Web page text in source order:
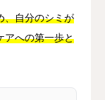
、自分のシミが
アへの第一歩と